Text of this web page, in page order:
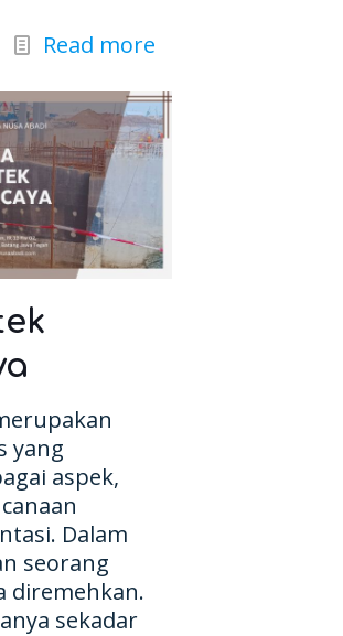
Read more
yang
aspek,
Dalam
seorang
diremehkan.
sekadar